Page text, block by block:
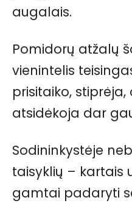
augalais.
Pomidorų atžalų
vienintelis
prisitaiko,
atsidėkoja dar
Sodininkystėje
taisyklių – kartais
gamtai padaryti